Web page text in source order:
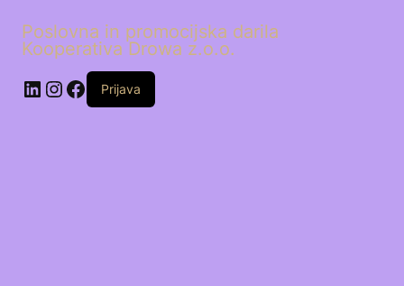
Poslovna in promocijska darila
Kooperativa Drowa z.o.o.
LinkedIn
Instagram
Facebook
Prijava